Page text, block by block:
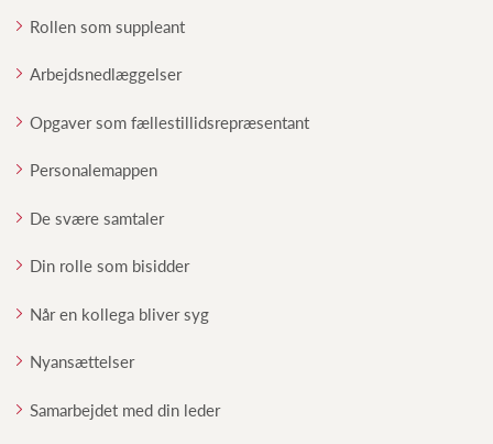
Rollen som suppleant
Arbejdsnedlæggelser
Opgaver som fællestillidsrepræsentant
Personalemappen
De svære samtaler
Din rolle som bisidder
Når en kollega bliver syg
Nyansættelser
Samarbejdet med din leder